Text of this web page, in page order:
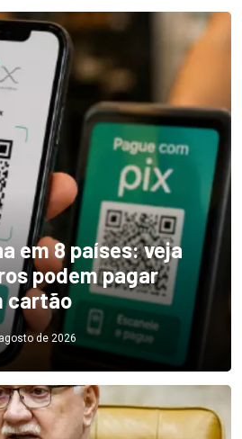
em 8 países: veja
podem pagar
cartão
de 2026